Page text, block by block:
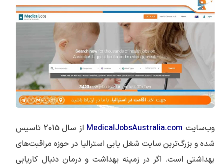
وب‌سایت MedicalJobsAustralia.com
از سال 2015 تاسیس
شده و بزرگ‌ترین سایت شغل یابی استرالیا در حوزه مراقبت‌های
بهداشتی است. اگر در زمینه بهداشت و درمان دنبال کاریابی